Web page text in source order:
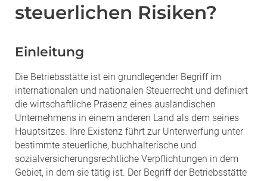
steuerlichen Risiken?
Einleitung
Die Betriebsstätte ist ein grundlegender Begriff im
internationalen und nationalen Steuerrecht und definiert
die wirtschaftliche Präsenz eines ausländischen
Unternehmens in einem anderen Land als dem seines
Hauptsitzes. Ihre Existenz führt zur Unterwerfung unter
bestimmte steuerliche, buchhalterische und
sozialversicherungsrechtliche Verpflichtungen in dem
Gebiet, in dem sie tätig ist. Der Begriff der Betriebsstätte